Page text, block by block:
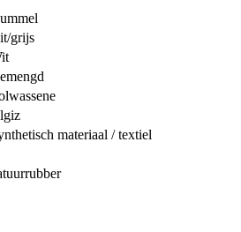
grijs
materiaal / textiel